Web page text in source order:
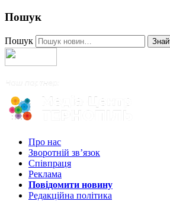
Пошук
Пошук
Про нас
Зворотній зв’язок
Співпраця
Реклама
Повідомити новину
Редакційна політика